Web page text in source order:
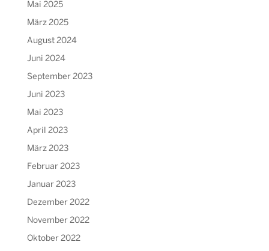
Mai 2025
März 2025
August 2024
Juni 2024
September 2023
Juni 2023
Mai 2023
April 2023
März 2023
Februar 2023
Januar 2023
Dezember 2022
November 2022
Oktober 2022